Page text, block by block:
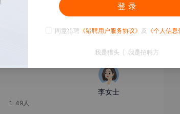
刘先生
乘员保护性能开发工程师
1-49人
李女士
登 录
同意猎聘 《猎聘用户服务协议》 及 《个人信
我是猎头 我是招聘方